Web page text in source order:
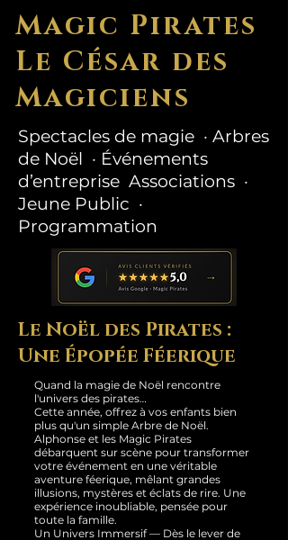
Magic Pirates
Le César des
Magiciens
Spectacles de magie · Arbres
de Noël · Événements
d’entreprise Associations ·
Jeune Public ·
Programmation
Le Noël des Pirates :
Une Épopée Féerique
Quand la magie de Noël rencontre
l'univers des pirates…
Cette année, offrez à vos enfants bien
plus qu'un simple Arbre de Noël.
Alphonse et les Magic Pirates
débarquent sur scène pour transformer
votre événement en une véritable
aventure féerique, mêlant grandes
illusions, mystères et éclats de rire. Une
expérience inoubliable, pensée pour
toute la famille.
Un Univers Immersif — Dès le lever de